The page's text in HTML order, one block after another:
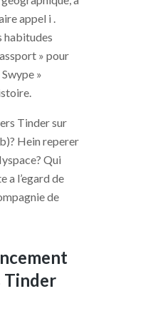
appel i .
habitudes
» pour
»
Tinder sur
Hein reperer
Qui
a l’egard de
de
Tinder